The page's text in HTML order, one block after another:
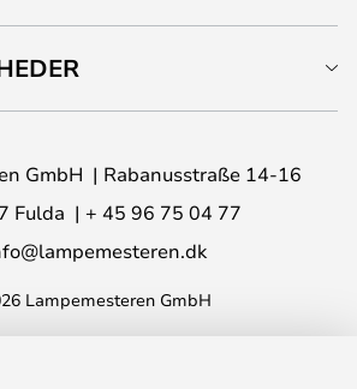
GmbH
Rabanusstraße 14-16
Fulda
+ 45 96 75 04 77
Lampemesteren GmbH